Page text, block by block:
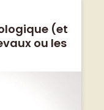
(et
ou les